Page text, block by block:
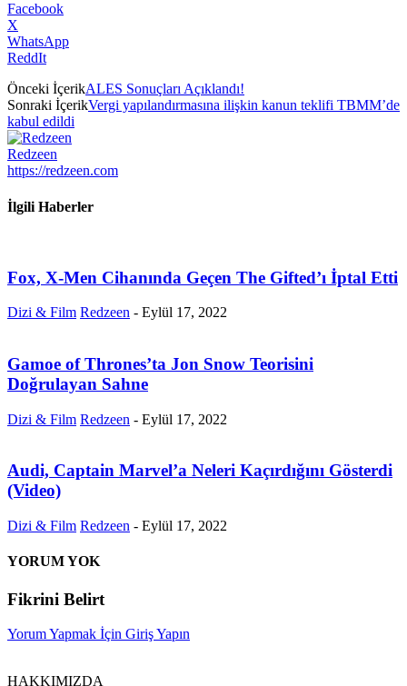
Facebook
X
WhatsApp
ReddIt
Önceki İçerikALES Sonuçları Açıklandı!
Sonraki İçerikVergi yapılandırmasına ilişkin kanun teklifi TBMM’de
kabul edildi
Redzeen
https://redzeen.com
İlgili Haberler
Fox, X-Men Cihanında Geçen The Gifted’ı İptal Etti
Dizi & Film Redzeen - Eylül 17, 2022
Gamoe of Thrones’ta Jon Snow Teorisini
Doğrulayan Sahne
Dizi & Film Redzeen - Eylül 17, 2022
Audi, Captain Marvel’a Neleri Kaçırdığını Gösterdi
(Video)
Dizi & Film Redzeen - Eylül 17, 2022
YORUM YOK
Fikrini Belirt
Yorum Yapmak İçin Giriş Yapın
HAKKIMIZDA